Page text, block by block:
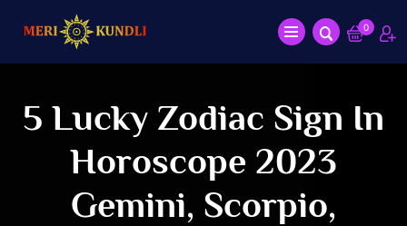
0
5 Lucky Zodiac Sign In
Horoscope 2023
Gemini, Scorpio,